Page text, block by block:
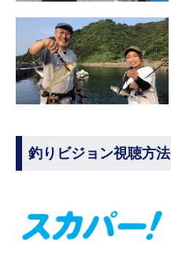
釣りビジョン視聴方法